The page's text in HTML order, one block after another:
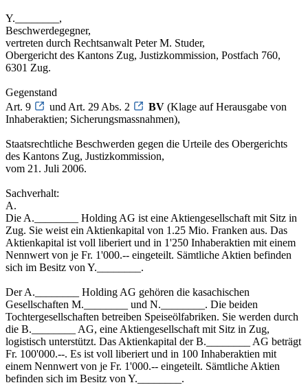
Y.________,
Beschwerdegegner,
vertreten durch Rechtsanwalt Peter M. Studer,
Obergericht des Kantons Zug, Justizkommission, Postfach 760,
6301 Zug.
Gegenstand
Art. 9
und Art. 29 Abs. 2 BV (Klage auf Herausgabe von
Inhaberaktien; Sicherungsmassnahmen),
Staatsrechtliche Beschwerden gegen die Urteile des Obergerichts
des Kantons Zug, Justizkommission,
vom 21. Juli 2006.
Sachverhalt:
A.
Die A.________ Holding AG ist eine Aktiengesellschaft mit Sitz in
Zug. Sie weist ein Aktienkapital von 1.25 Mio. Franken aus. Das
Aktienkapital ist voll liberiert und in 1'250 Inhaberaktien mit einem
Nennwert von je Fr. 1'000.-- eingeteilt. Sämtliche Aktien befinden
sich im Besitz von Y.________.
Der A.________ Holding AG gehören die kasachischen
Gesellschaften M.________ und N.________. Die beiden
Tochtergesellschaften betreiben Speiseölfabriken. Sie werden durch
die B.________ AG, eine Aktiengesellschaft mit Sitz in Zug,
logistisch unterstützt. Das Aktienkapital der B.________ AG beträgt
Fr. 100'000.--. Es ist voll liberiert und in 100 Inhaberaktien mit
einem Nennwert von je Fr. 1'000.-- eingeteilt. Sämtliche Aktien
befinden sich im Besitz von Y.________.